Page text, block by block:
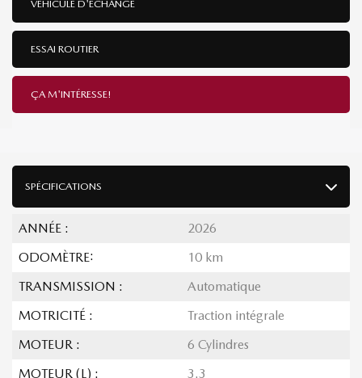
SPÉCIFICATIONS
ANNÉE :
2026
ODOMÈTRE:
10 km
TRANSMISSION :
Automatique
MOTRICITÉ :
Traction intégrale
MOTEUR :
6 Cylindres
MOTEUR (L) :
3.3
VÉHICULE D'ÉCHANGE
ESSAI ROUTIER
ÇA M'INTÉRESSE!